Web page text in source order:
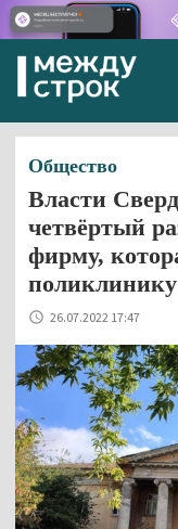
Общество
Власти
четвёртый
фирму,
26.07.2022 17:47